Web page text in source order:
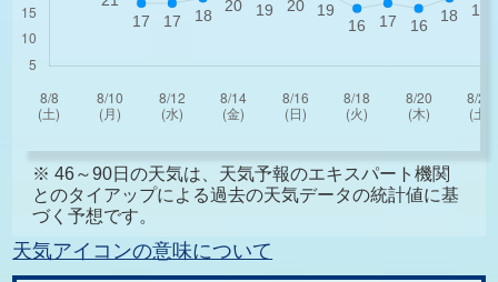
※ 46～90日の天気は、天気予報のエキスパート機関
とのタイアップによる過去の天気データの統計値に基
づく予想です。
天気アイコンの意味について